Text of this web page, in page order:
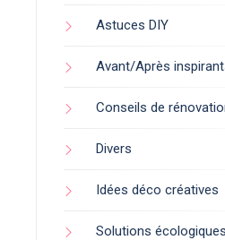
Astuces DIY
Avant/Après
Conseils de
Divers
Idées déco créatives
Solutions écologiques